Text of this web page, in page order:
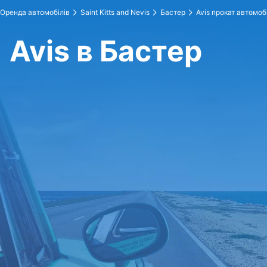
Оренда автомобілів Saint Kitts and Nevis Бастер Avis прокат
Avis в Бастер